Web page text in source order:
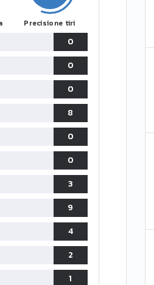
Precisione tiri
0
0
0
8
0
0
3
9
4
2
1